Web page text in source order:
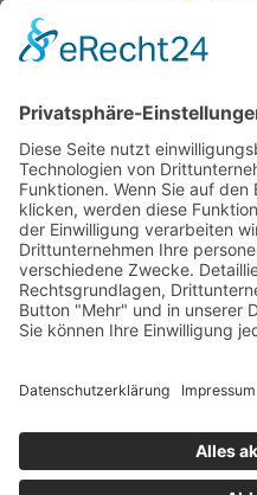
Warnliste
Dokumentation
Indikation
Wunsch nach
beenden
Sedierung im
Beatmung
Sedierung im
Verringern der Tiefe
Sedierung zur
von Selbst- oder
Informationen für
Erläuterung für
Übersicht iSedPall
Übertherapie am Lebensende